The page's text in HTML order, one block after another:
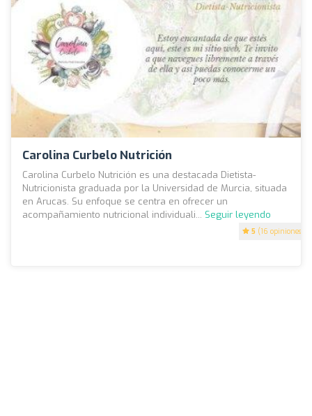
Carolina Curbelo Nutrición
5 (16 opiniones)
Carolina Curbelo Nutrición es una destacada Dietista-
Nutricionista graduada por la Universidad de Murcia, situada
en Arucas. Su enfoque se centra en ofrecer un
acompañamiento nutricional individuali... Seguir leyendo